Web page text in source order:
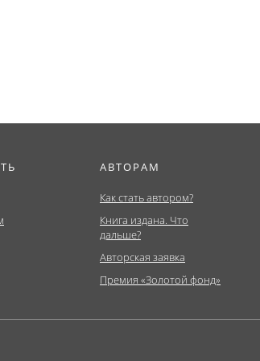
АВТОРАМ
Как стать автором?
Книга издана. Что
дальше?
Авторская заявка
Премия «Золотой фонд»